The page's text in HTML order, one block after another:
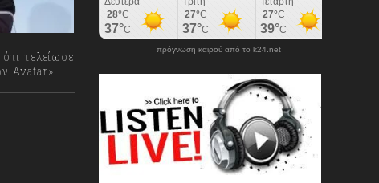
τελείωσε
Avatar»
πρόγνωση καιρού από το k24.net